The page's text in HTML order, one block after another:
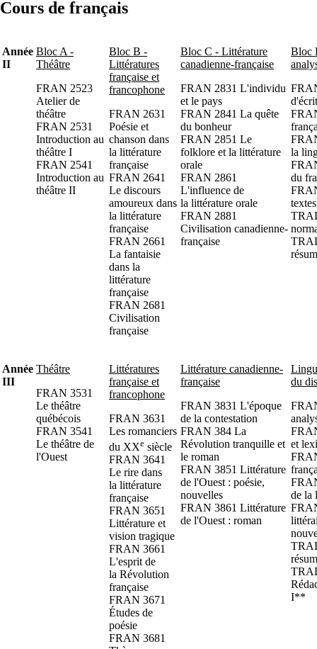
Cours de français
Année
II
Bloc A -
Théâtre
FRAN 2523
Atelier de
théâtre
FRAN 2531
Introduction au
théâtre I
FRAN 2541
Introduction au
théâtre II
Bloc B -
Littératures
française et
francophone
FRAN 2631
Poésie et
chanson dans
la littérature
française
FRAN 2641
Le discours
amoureux dans
la littérature
française
FRAN 2661
La fantaisie
dans la
littérature
française
FRAN 2681
Civilisation
française
Bloc C - Littérature
canadienne-française
FRAN 2831 L'individu
et le pays
FRAN 2841 La quête
du bonheur
FRAN 2851 Le
folklore et la littérature
orale
FRAN 2861
L'influence de
la littérature orale
FRAN 2881
Civilisation canadienne-
française
Bloc
la
du
Année
III
Théâtre
FRAN 3531
Le théâtre
québécois
FRAN 3541
Le théâtre de
l'Ouest
Littératures
française et
francophone
FRAN 3631
Les romanciers
du XXe siècle
FRAN 3641
Le rire dans
la littérature
française
FRAN 3651
Littérature et
vision tragique
FRAN 3661
L'esprit de
la Révolution
française
FRAN 3671
Études de
poésie
FRAN 3681
Littérature canadienne-
française
FRAN 3831 L'époque
de la contestation
FRAN 384 La
Révolution tranquille et
le roman
FRAN 3851 Littérature
de l'Ouest : poésie,
nouvelles
FRAN 3861 Littérature
de l'Ouest : roman
du
et
de la
I**